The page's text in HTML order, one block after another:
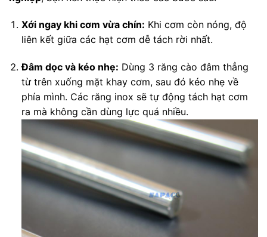
Xới ngay khi cơm vừa chín: Khi cơm còn nóng, độ
liên kết giữa các hạt cơm dễ tách rời nhất.
Đâm dọc và kéo nhẹ: Dùng 3 răng cào đâm thẳng
từ trên xuống mặt khay cơm, sau đó kéo nhẹ về
phía mình. Các răng inox sẽ tự động tách hạt cơm
ra mà không cần dùng lực quá nhiều.